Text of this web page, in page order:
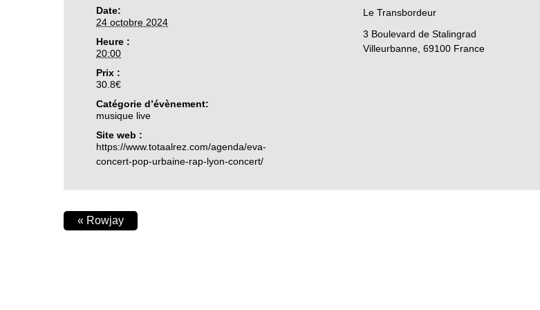
Date:
24 octobre 2024
Heure :
20:00
Prix :
30.8€
Catégorie d’évènement:
musique live
Site web :
https://www.totaalrez.com/agenda/eva-
concert-pop-urbaine-rap-lyon-concert/
Le Transbordeur
3 Boulevard de Stalingrad
Villeurbanne 69100 France
« Rowjay